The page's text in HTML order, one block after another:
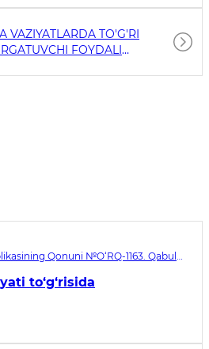
VAZIYATLARDA TO'G'RI
FOYDALI
Qonuni №O‘RQ-1163. Qabul
to‘g‘risida